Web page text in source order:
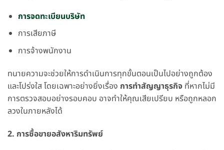
การจดทะเบียนบริษัท
การเสียภาษี
การจ้างพนักงาน
ทนายความจะช่วยให้การดำเนินการทุกขั้นตอนเป็นไปอย่างถูกต้อง
และโปร่งใส โดยเฉพาะอย่างยิ่งเรื่อง การทำสัญญาธุรกิจ ที่หากไม่มี
การตรวจสอบอย่างรอบคอบ อาจทำให้คุณเสียเปรียบ หรือถูกหลอก
ลวงในภายหลังได้
2. การซื้อขายอสังหาริมทรัพย์